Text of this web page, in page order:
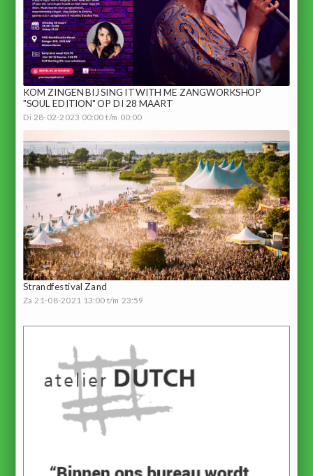
KOM ZINGEN BIJ SING IT WITH ME ZANGWORKSHOP
"SOUL EDITION" OP DI 28 MAART
Di 28-02-2023 00:00 t/m 00:00
Strandfestival Zand
Za 21-08-2021 13:00 t/m 23:59